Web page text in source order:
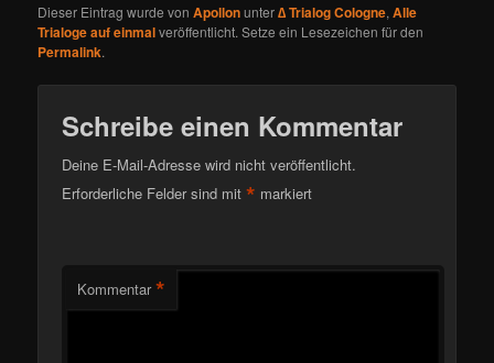
Dieser Eintrag wurde vonApollonunter∆ Trialog Cologne,Alle
Trialoge auf einmalveröffentlicht. Setze ein Lesezeichen für den
Permalink.
Schreibe einen Kommentar
Deine E-Mail-Adresse wird nicht veröffentlicht.
Erforderliche Felder sind mit* markiert
Kommentar *